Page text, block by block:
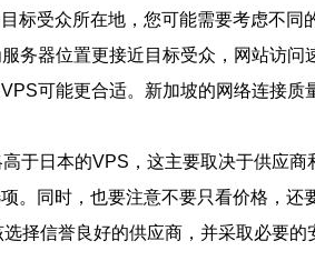
标受众所在地，您可能需要考虑不同
器位置更接近目标受众，网站访问
可能更合适。新加坡的网络连接质
于日本的VPS，这主要取决于供应商
同时，也要注意不要只看价格，还
择信誉良好的供应商，并采取必要的